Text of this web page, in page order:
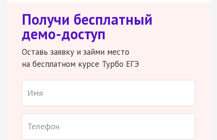
Получи бесплатный
демо-доступ
Оставь заявку и займи место
на бесплатном курсе Турбо ЕГЭ